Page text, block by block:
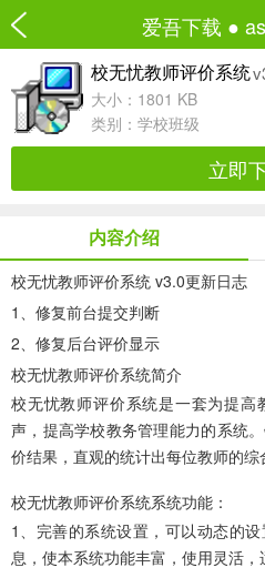
爱吾下载 ●
校无忧教师评价系统
大小：1801 KB
类别： 学校班级
立即
内容介绍
校无忧教师评价系统 v3.0更新日志
1、修复前台提交判断
2、修复后台评价显示
校无忧教师评价系统简介
校无忧教师评价系统是一套为提高
声，提高学校教务管理能力的系统
价结果，直观的统计出每位教师的综
校无忧教师评价系统系统功能：
1、完善的系统设置，可以动态的
息，使本系统功能丰富，使用灵活，